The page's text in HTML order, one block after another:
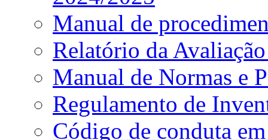
Manual de
Relatório da
Manual de Normas e
Regulamento de
Código de conduta